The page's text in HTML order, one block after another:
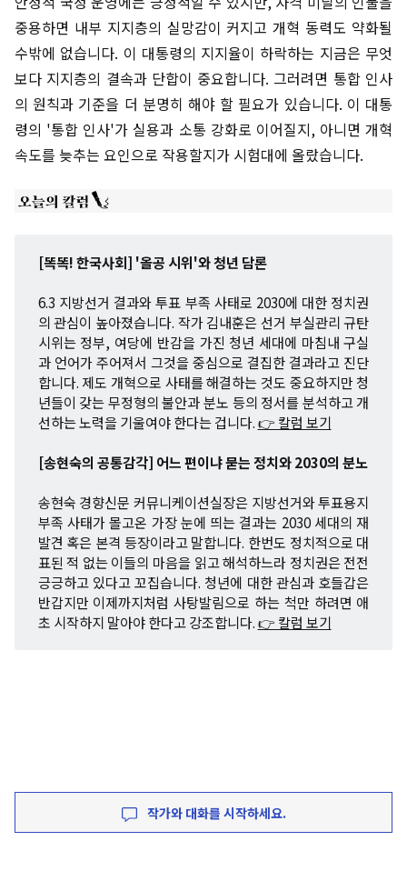
중용하면 내부 지지층의 실망감이 커지고 개혁 동력도 약화될
수밖에 없습니다. 이 대통령의 지지율이 하락하는 지금은 무엇
보다 지지층의 결속과 단합이 중요합니다. 그러려면 통합 인사
의 원칙과 기준을 더 분명히 해야 할 필요가 있습니다. 이 대통
령의 '통합 인사'가 실용과 소통 강화로 이어질지, 아니면 개혁
속도를 늦추는 요인으로 작용할지가 시험대에 올랐습니다.
[똑똑! 한국사회] '올공 시위'와 청년 담론
6.3 지방선거 결과와 투표 부족 사태로 2030에 대한 정치권
의 관심이 높아졌습니다. 작가 김내훈은 선거 부실관리 규탄
시위는 정부, 여당에 반감을 가진 청년 세대에 마침내 구실
과 언어가 주어져서 그것을 중심으로 결집한 결과라고 진단
합니다. 제도 개혁으로 사태를 해결하는 것도 중요하지만 청
년들이 갖는 무정형의 불안과 분노 등의 정서를 분석하고 개
선하는 노력을 기울여야 한다는 겁니다.👉 칼럼 보기
[송현숙의 공통감각] 어느 편이냐 묻는 정치와 2030의 분노
송현숙 경향신문 커뮤니케이션실장은 지방선거와 투표용지
부족 사태가 몰고온 가장 눈에 띄는 결과는 2030 세대의 재
발견 혹은 본격 등장이라고 말합니다. 한번도 정치적으로 대
표된 적 없는 이들의 마음을 읽고 해석하느라 정치권은 전전
긍긍하고 있다고 꼬집습니다. 청년에 대한 관심과 호들갑은
반갑지만 이제까지처럼 사탕발림으로 하는 척만 하려면 애
초 시작하지 말아야 한다고 강조합니다.👉 칼럼 보기
작가와 대화를 시작하세요.